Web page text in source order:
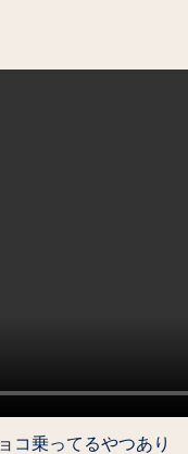
コ乗ってるやつあり